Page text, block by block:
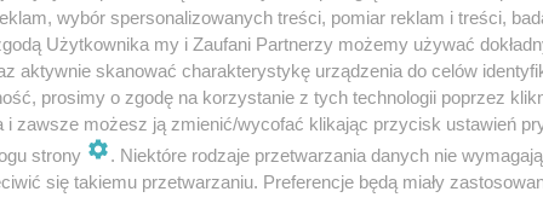
jest już znana. W tym roku największe promocje w
teraz przygotować się na ten dzień, gdyż sklepy
wybór spersonalizowanych treści, pomiar reklam i treści,
Użytkownika my i Zaufani Partnerzy możemy używać
aktywnie skanować charakterystykę urządzenia do celów
prosimy o zgodę na korzystanie z tych technologii poprzez
i zawsze możesz ją zmienić/wycofać klikając przycisk ustawień
strony
. Niektóre rodzaje przetwarzania danych nie
się takiemu przetwarzaniu. Preferencje będą miały